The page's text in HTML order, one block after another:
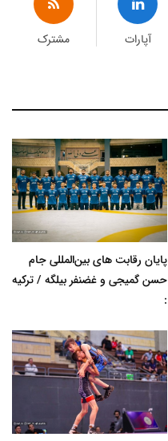
آپارات مشترک
پایان رقابت های بین‌المللی جام
حسن گمیجی و غضنفر بیلگه / ترکیه
: